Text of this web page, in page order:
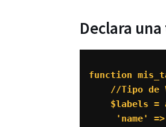
Declara
function
//Tipo de
$labels =
'name'